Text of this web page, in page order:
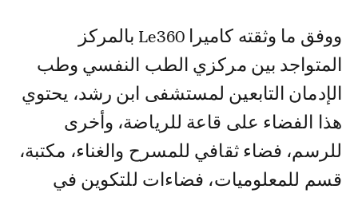
ووفق ما وثقته كاميرا Le360 بالمركز
المتواجد بين مركزي الطب النفسي وطب
الإدمان التابعين لمستشفى ابن رشد، يحتوي
هذا الفضاء على قاعة للرياضة، وأخرى
للرسم، فضاء ثقافي للمسرح والغناء، مكتبة،
قسم للمعلوميات، فضاءات للتكوين في